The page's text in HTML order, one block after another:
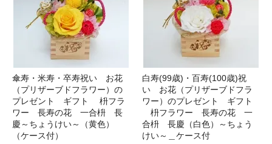
傘寿・米寿・卒寿祝い お花
（プリザーブドフラワー）の
プレゼント ギフト 枡フラ
ワー 長寿の花 一合枡 長
慶～ちょうけい～（黄色）
（ケース付）
白寿(99歳)・百寿(100歳)祝
い お花（プリザーブドフラ
ワー）のプレゼント ギフト
枡フラワー 長寿の花 一
合枡 長慶（白色）～ちょう
けい～＿ケース付